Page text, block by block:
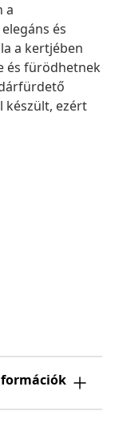
a
és
a kertjében
és fürödhetnek
készült, ezért